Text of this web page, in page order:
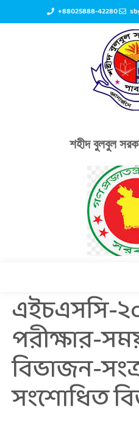
+88025888-42280
শহীদ বুলবুল
এইচএসসি-
পরীক্ষার-
বিভাজন-
সংশোধিত